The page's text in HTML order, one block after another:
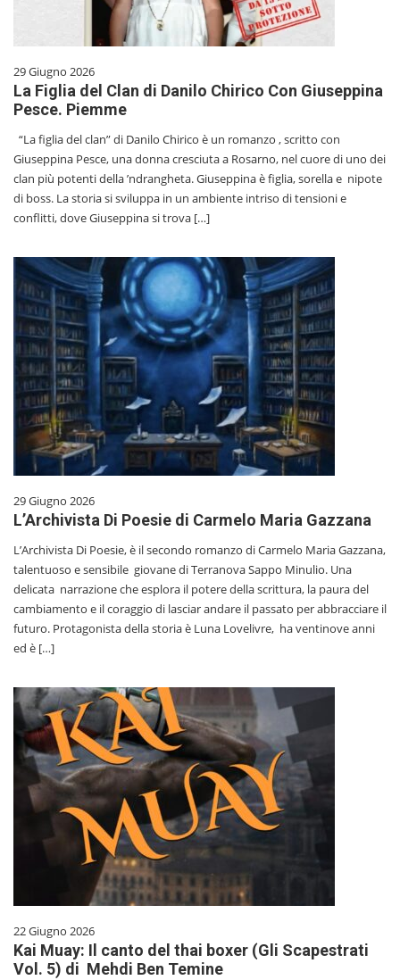
29 Giugno 2026
La Figlia del Clan di Danilo Chirico Con Giuseppina
Pesce. Piemme
“La figlia del clan” di Danilo Chirico è un romanzo , scritto con
Giuseppina Pesce, una donna cresciuta a Rosarno, nel cuore di uno dei
clan più potenti della ’ndrangheta. Giuseppina è figlia, sorella e nipote
di boss. La storia si sviluppa in un ambiente intriso di tensioni e
conflitti, dove Giuseppina si trova […]
29 Giugno 2026
L’Archivista Di Poesie di Carmelo Maria Gazzana
L’Archivista Di Poesie, è il secondo romanzo di Carmelo Maria Gazzana,
talentuoso e sensibile giovane di Terranova Sappo Minulio. Una
delicata narrazione che esplora il potere della scrittura, la paura del
cambiamento e il coraggio di lasciar andare il passato per abbracciare il
futuro. Protagonista della storia è Luna Lovelivre, ha ventinove anni
ed è […]
22 Giugno 2026
Kai Muay: Il canto del thai boxer (Gli Scapestrati
Vol. 5) di Mehdi Ben Temine